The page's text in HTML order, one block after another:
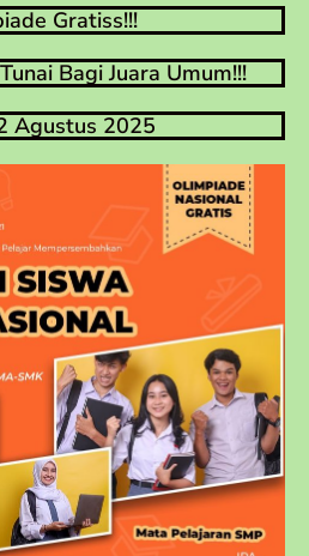
Gratiss!!!
Bagi Juara Umum!!!
Agustus 2025